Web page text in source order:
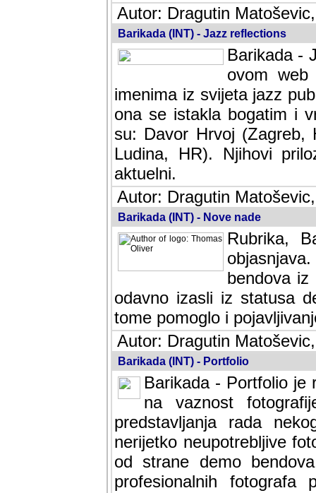
Autor: Dragutin
Barikada (INT) - Jazz reflections
Barikada -
ovom web
imenima iz svijeta jazz
ona se istakla bogatim i
su: Davor Hrvoj (Zagreb,
Ludina, HR). Njihovi
aktuelni.
Autor: Dragutin
Barikada (INT) - Nove nade
Rubrika,
bendova
odavno izasli iz statusa
tome pomoglo i
Autor: Dragutin
Barikada (INT) - Portfolio
Barikada - Portfolio je
na vaznost
predstavljanja rada
nerijetko neupotrebljive
od strane demo
profesionalnih fotografa